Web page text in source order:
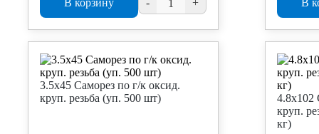
В корзину - + В
3.5х45 Саморез по г/к оксид.
круп. резьба (уп. 500 шт)
4.8х102
круп.
кг)